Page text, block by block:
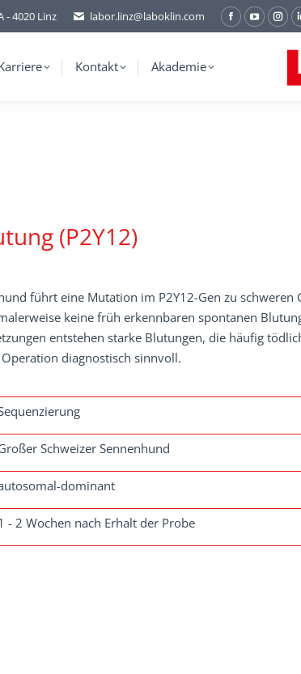
- 4020 Linz labor.linz@laboklin.com
Facebook
page
in
Kontakt Akademie
(P2Y12)
führt eine Mutation im P2Y12-Gen zu
keine früh erkennbaren spontanen
entstehen starke Blutungen, die häufig
diagnostisch sinnvoll.
Schweizer Sennenhund
dominant
- 2 Wochen nach Erhalt der Probe